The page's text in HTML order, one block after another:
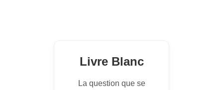
Livre Blanc
La question que se